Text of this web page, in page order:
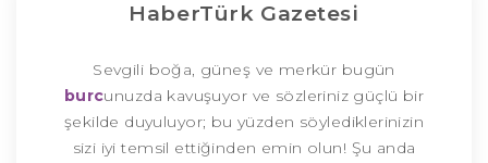
HaberTürk Gazetesi
Sevgili boğa, güneş ve merkür bugün
burcunuzda kavuşuyor ve sözleriniz güçlü bir
şekilde duyuluyor; bu yüzden söylediklerinizin
sizi iyi temsil ettiğinden emin olun! Şu anda